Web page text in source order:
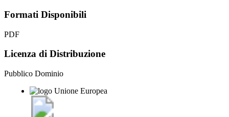
Formati Disponibili
PDF
Licenza di Distribuzione
Pubblico Dominio